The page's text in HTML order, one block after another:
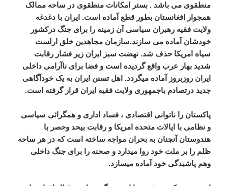
منطقوی می باشد . بستر امکانات منطقوی در ساحه ممالک
همجوار افغانستان بطور قطع آماده است. ایران با دغدغه
ولایت فقیه رهبران سیاسی آن زمینه را برای جنگ درکشور
خودشان آماده می سازند.سازمان مجاهدین خلق ارلست
سیاه امریکا حذف شد. نهضت سبز ایران زیر فشار رقابت
شدید بهار عرب واقع گردیده است و فضا برای ناآرامی داخلی
ایران روزبروز آماده میگردد. اهل تسنن ایران به یک خودآگاهی
جدید درتصادم باجمهوری ولایت فقیه ایران قرار گرفته است.
پاکستان را ناتوانی اقتصادی ، فساد اداری و همگرائی سیاسی
و نظامی با ایالات متحده امریکا و رقابت بیحد وحصر با
هندوستان آنچنان به بحران مواجه ساخته است که در هر ساحه
ظلم را بر ملت خود روا میدارد و صحنه را برای جنگ داخلی
وهم پاشیدگی خود آماده میسازد.